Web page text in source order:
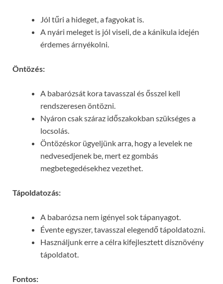
Jól tűri a hideget, a fagyokat is.
A nyári meleget is jól viseli, de a kánikula idején
érdemes árnyékolni.
Öntözés:
A babarózsát kora tavasszal és ősszel kell
rendszeresen öntözni.
Nyáron csak száraz időszakokban szükséges a
locsolás.
Öntözéskor ügyeljünk arra, hogy a levelek ne
nedvesedjenek be, mert ez gombás
megbetegedésekhez vezethet.
Tápoldatozás:
A babarózsa nem igényel sok tápanyagot.
Évente egyszer, tavasszal elegendő tápoldatozni.
Használjunk erre a célra kifejlesztett dísznövény
tápoldatot.
Fontos: